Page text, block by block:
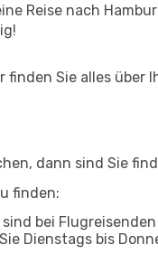
Reise nach
Sie alles über
dann sind Sie
finden:
bei
Dienstags bis